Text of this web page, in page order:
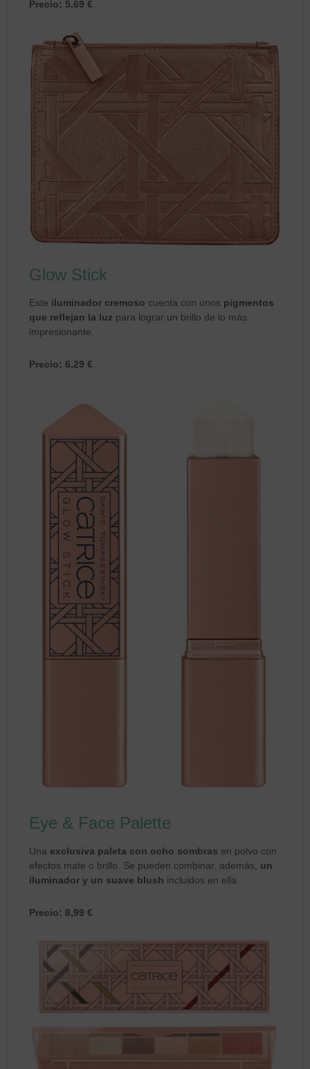
Precio: 5,69 €
Glow Stick
Este iluminador cremoso cuenta con unos pigmentos
que reflejan la luz para lograr un brillo de lo más
impresionante.
Precio: 6,29 €
Eye & Face Palette
Una exclusiva paleta con ocho sombras en polvo con
efectos mate o brillo. Se pueden combinar, además, un
iluminador y un suave blush incluidos en ella.
Precio: 8,99 €